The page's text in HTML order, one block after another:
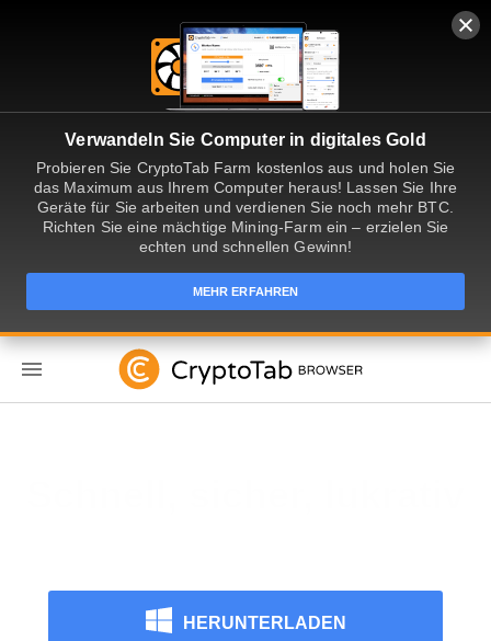
Verwandeln Sie Computer in digitales Gold
Probieren Sie CryptoTab Farm kostenlos aus und holen Sie
das Maximum aus Ihrem Computer heraus! Lassen Sie Ihre
Geräte für Sie arbeiten und verdienen Sie noch mehr BTC.
Richten Sie eine mächtige Mining-Farm ein – erzielen Sie
echten und schnellen Gewinn!
MEHR ERFAHREN
HERUNTERLADEN